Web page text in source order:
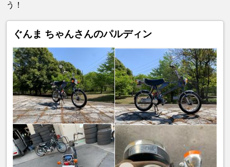
う！
ぐんま ちゃんさんのパルディン